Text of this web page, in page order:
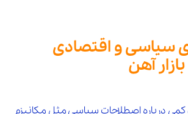
سیاسی و اقتصادی
آهن
کمی درباره اصطلاحات سیاسی مثل مکانیزم